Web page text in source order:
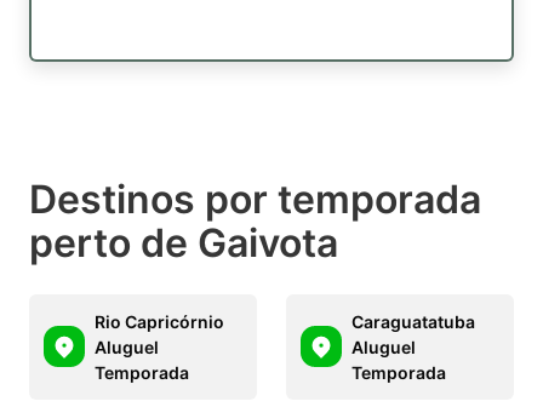
Destinos por temporada
perto de Gaivota
Rio Capricórnio
Aluguel
Temporada
Caraguatatuba
Aluguel
Temporada